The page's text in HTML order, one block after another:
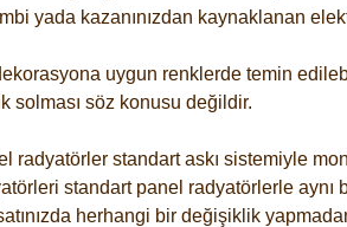
yada kazanınızdan kaynaklanan
uygun renklerde temin
solması söz konusu değildir.
radyatörler standart askı sistemiyle
standart panel radyatörlerle aynı
herhangi bir değişiklik